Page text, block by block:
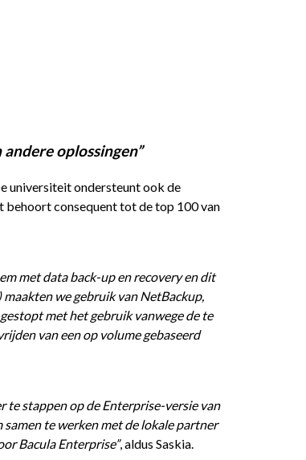
oplossingen”
universiteit ondersteunt ook de
behoort consequent tot de top 100 van
met data back-up en recovery en dit
we gebruik van NetBackup,
met het gebruik vanwege de te
van een op volume gebaseerd
te stappen op de Enterprise-versie van
samen te werken met de lokale partner
Bacula Enterprise”, aldus Saskia.